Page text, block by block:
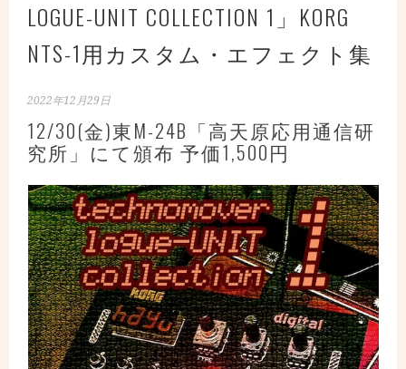
LOGUE-UNIT COLLECTION 1」KORG
NTS-1用カスタム・エフェクト集
2022年12月29日
12/30(金)東M-24B「高天原応用通信研
究所」にて頒布 予価1,500円